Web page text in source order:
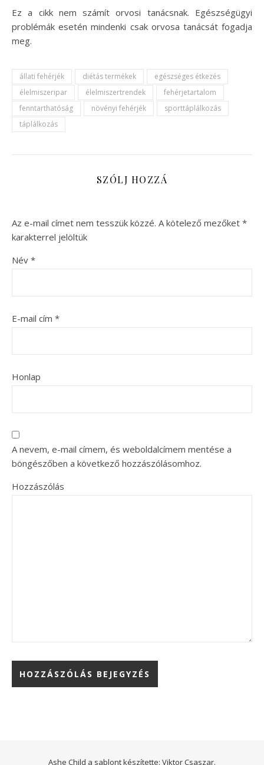
Ez a cikk nem számít orvosi tanácsnak. Egészségügyi
problémák esetén mindenki csak orvosa tanácsát fogadja
meg.
állati fehérjék diétás termékek
egészséges étkezés
élelmiszeripar
élelmiszertrendek
fehérjetartalom
fenntarthatóság
növényi fehérjék
sporttáplálkozás
táplálkozás
SZÓLJ HOZZÁ
Az e-mail címet nem tesszük közzé. A kötelező mezőket *
karakterrel jelöltük
Név *
E-mail cím *
Honlap
A nevem, e-mail címem, és weboldalcímem mentése a
böngészőben a következő hozzászólásomhoz.
Hozzászólás
Ashe Child a sablont készítette: Viktor Csaszar.